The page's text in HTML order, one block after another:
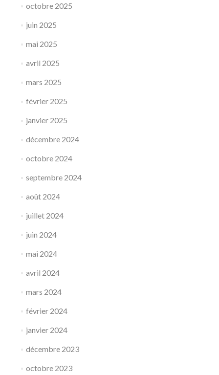
octobre 2025
juin 2025
mai 2025
avril 2025
mars 2025
février 2025
janvier 2025
décembre 2024
octobre 2024
septembre 2024
août 2024
juillet 2024
juin 2024
mai 2024
avril 2024
mars 2024
février 2024
janvier 2024
décembre 2023
octobre 2023